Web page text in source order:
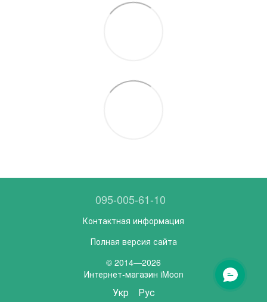
095-005-61-10
Контактная информация
Полная версия сайта
© 2014—2026
Интернет-магазин iMoon
Укр Рус